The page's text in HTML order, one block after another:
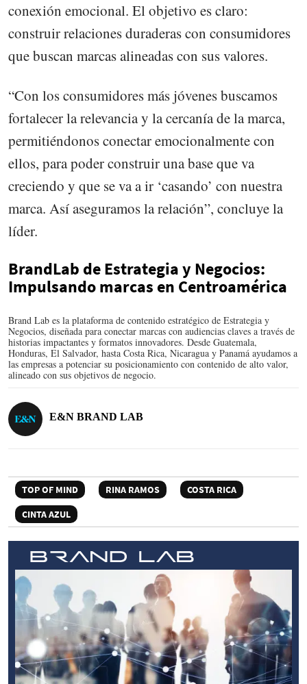
conexión emocional. El objetivo es claro:
construir relaciones duraderas con consumidores
que buscan marcas alineadas con sus valores.
“Con los consumidores más jóvenes buscamos
fortalecer la relevancia y la cercanía de la marca,
permitiéndonos conectar emocionalmente con
ellos, para poder construir una base que va
creciendo y que se va a ir ‘casando’ con nuestra
marca. Así aseguramos la relación”, concluye la
líder.
BrandLab de Estrategia y Negocios:
Impulsando marcas en Centroamérica
Brand Lab es la plataforma de contenido estratégico de Estrategia y
Negocios, diseñada para conectar marcas con audiencias claves a través de
historias impactantes y formatos innovadores. Desde Guatemala,
Honduras, El Salvador, hasta Costa Rica, Nicaragua y Panamá ayudamos a
las empresas a potenciar su posicionamiento con contenido de alto valor,
alineado con sus objetivos de negocio.
E&N BRAND LAB
TOP OF MIND RINA RAMOS
COSTA RICA
CINTA AZUL